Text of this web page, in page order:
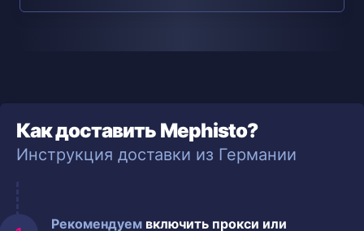
Как доставить Mephisto?
Инструкция доставки из Германии
Рекомендуем включить прокси или